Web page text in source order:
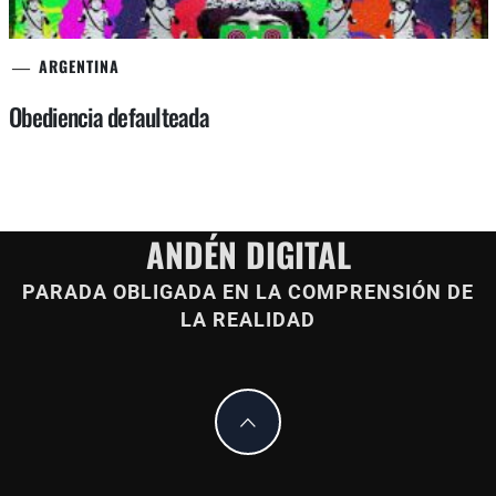
ARGENTINA
Obediencia defaulteada
ANDÉN DIGITAL
PARADA OBLIGADA EN LA COMPRENSIÓN DE
LA REALIDAD